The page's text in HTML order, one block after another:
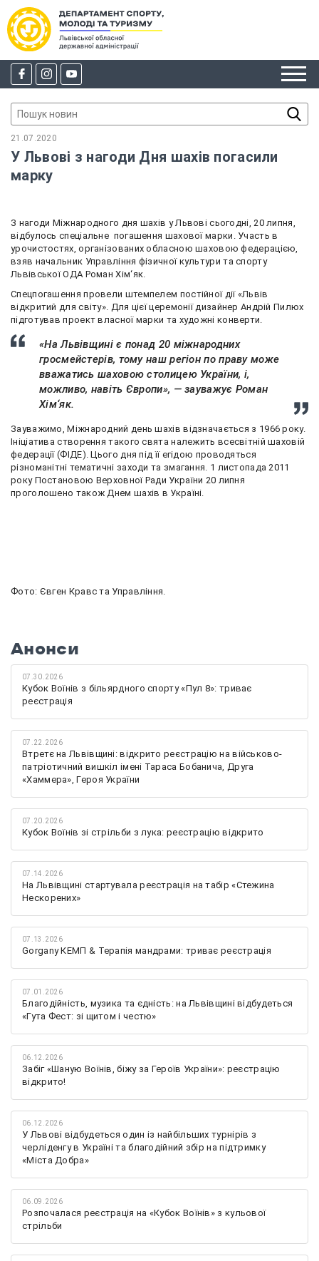
21.07.2020
У Львові з нагоди Дня шахів погасили
марку
З нагоди Міжнародного дня шахів у Львові сьогодні, 20 липня,
відбулось спеціальне погашення шахової марки. Участь в
урочистостях, організованих обласною шаховою федерацією,
взяв начальник Управління фізичної культури та спорту
Львівської ОДА Роман Хім‘як.
Спецпогашення провели штемпелем постійної дії «Львів
відкритий для світу». Для цієї церемонії дизайнер Андрій Пилюх
підготував проект власної марки та художні конверти.
«На Львівщині є понад 20 міжнародних
гросмейстерів, тому наш регіон по праву може
вважатись шаховою столицею України, і,
можливо, навіть Європи», — зауважує Роман
Хім‘як.
Зауважимо, Міжнародний день шахів відзначається з 1966 року.
Ініціатива створення такого свята належить всесвітній шаховій
федерації (ФІДЕ). Цього дня під її егідою проводяться
різноманітні тематичні заходи та змагання. 1 листопада 2011
року Постановою Верховної Ради України 20 липня
проголошено також Днем шахів в Україні.
Фото: Євген Кравс та Управління.
Анонси
07.30.2026
Кубок Воїнів з більярдного спорту «Пул 8»: триває
реєстрація
07.22.2026
Втретє на Львівщині: відкрито реєстрацію на військово-
патріотичний вишкіл імені Тараса Бобанича, Друга
«Хаммера», Героя України
07.20.2026
Кубок Воїнів зі стрільби з лука: реєстрацію відкрито
07.14.2026
На Львівщині стартувала реєстрація на табір «Стежина
Нескорених»
07.13.2026
Gorgany КЕМП & Терапія мандрами: триває реєстрація
07.01.2026
Благодійність, музика та єдність: на Львівщині відбудеться
«Гута Фест: зі щитом і честю»
06.12.2026
Забіг «Шаную Воїнів, біжу за Героїв України»: реєстрацію
відкрито!
06.12.2026
У Львові відбудеться один із найбільших турнірів з
черліденгу в Україні та благодійний збір на підтримку
«Міста Добра»
06.09.2026
Розпочалася реєстрація на «Кубок Воїнів» з кульової
стрільби